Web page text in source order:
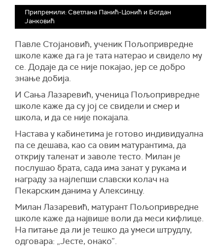
Припремили: Светлана Панић-Цонић и Богдан
Јанковић
Павле Стојановић, ученик Пољопривредне
школе каже да га је тата натерао и свидело му
се. Додаје да се није покајао, јер се добро
знање добија.
И Сања Лазаревић, ученица Пољопривредне
школе каже да су јој се свидели и смер и
школа, и да се није покајала.
Настава у кабинетима је готово индивидуална
па се дешава, као са овим матурантима, да
открију таленат и заволе тесто. Милан је
послушао брата, сада има занат у рукама и
награду за најлепши славски колач на
Пекарским данима у Алексинцу.
Милан Лазаревић, матурант Пољопривредне
школе каже да највише воли да меси кифлице.
На питање да ли је тешко да умеси штрудлу,
одговара: „Јесте, онако”.